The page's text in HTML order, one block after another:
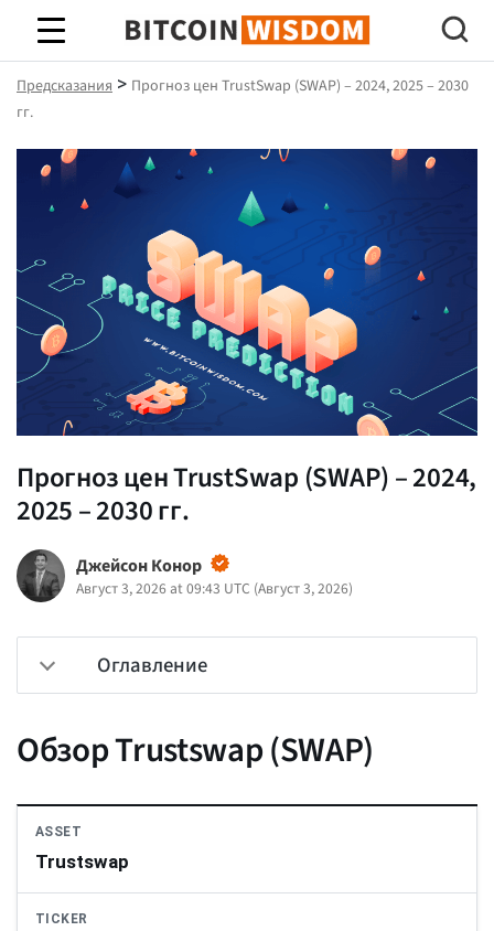
Биткойн Мудрость
Предсказания > Прогноз цен TrustSwap (SWAP) – 2024, 2025 – 2030
гг.
Прогноз цен TrustSwap (SWAP) – 2024,
2025 – 2030 гг.
Джейсон Конор
Август 3, 2026 at 09:43 UTC (Август 3, 2026)
Оглавление
Обзор Trustswap (SWAP)
ASSET
Trustswap
TICKER